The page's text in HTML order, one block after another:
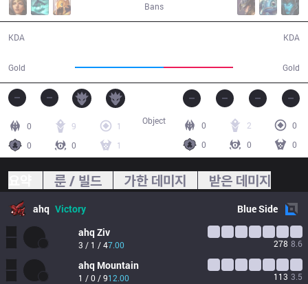
Bans
KDA
Gold Gold
KDA
0 9
1
0
0 1
0 2
0
0
0 0
Object
룬 / 빌드 가한 데미지 받은 데미지
ahq Victory BlueSide
ahq Ziv
3 / 1 / 47.00 278 8.6
ahq Mountain
1 / 0 / 912.00 113 3.5